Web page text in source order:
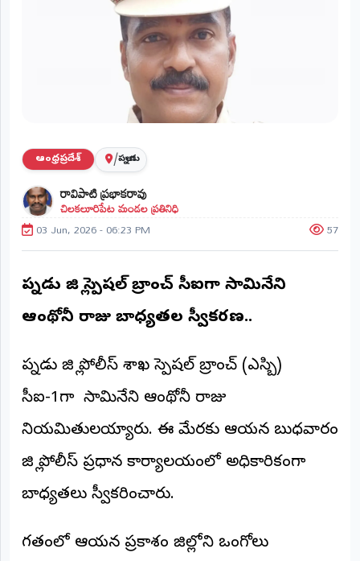
విభాగాలు
(MAIN)
వినోదం
భక్తి
క్రీడలు
జాతీయం
అంతర్జాతీయం
ఆర్టీఐ
డెస్క్
(REPORTERS
మా
ఆంధ్రప్రదేశ్ /పల్నాడు
రావిపాటి ప్రభాకరావు
చిలకలూరిపేట మండల ప్రతినిధి
03 Jun, 2026 - 06:23 PM 57
పల్నాడు జిల్లా స్పెషల్ బ్రాంచ్ సీఐగా సామినేని
ఆంథోనీ రాజు బాధ్యతల స్వీకరణ..
పల్నాడు జిల్లా పోలీస్ శాఖ స్పెషల్ బ్రాంచ్ (ఎస్బి)
సీఐ-1గా సామినేని ఆంథోనీ రాజు
నియమితులయ్యారు. ఈ మేరకు ఆయన బుధవారం
జిల్లా పోలీస్ ప్రధాన కార్యాలయంలో అధికారికంగా
బాధ్యతలు స్వీకరించారు.
​గతంలో ఆయన ప్రకాశం జిల్లాలోని ఒంగోలు